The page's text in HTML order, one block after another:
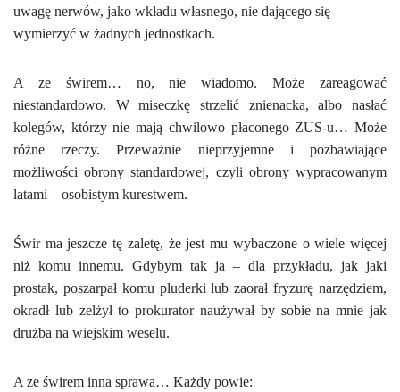
uwagę nerwów, jako wkładu własnego, nie dającego się
wymierzyć w żadnych jednostkach.
A ze świrem… no, nie wiadomo. Może zareagować
niestandardowo. W miseczkę strzelić znienacka, albo nasłać
kolegów, którzy nie mają chwilowo płaconego ZUS-u… Może
różne rzeczy. Przeważnie nieprzyjemne i pozbawiające
możliwości obrony standardowej, czyli obrony wypracowanym
latami – osobistym kurestwem.
Świr ma jeszcze tę zaletę, że jest mu wybaczone o wiele więcej
niż komu innemu. Gdybym tak ja – dla przykładu, jak jaki
prostak, poszarpał komu pluderki lub zaorał fryzurę narzędziem,
okradł lub zelżył to prokurator naużywał by sobie na mnie jak
drużba na wiejskim weselu.
A ze świrem inna sprawa… Każdy powie: